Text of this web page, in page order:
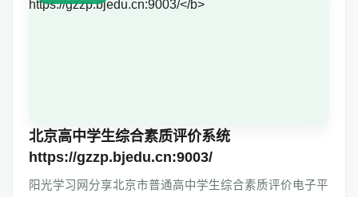
北京高中学生综合素质评价系统
https://gzzp.bjedu.cn:9003/
阳光学习网分享北京市普通高中学生综合素质评价电子平